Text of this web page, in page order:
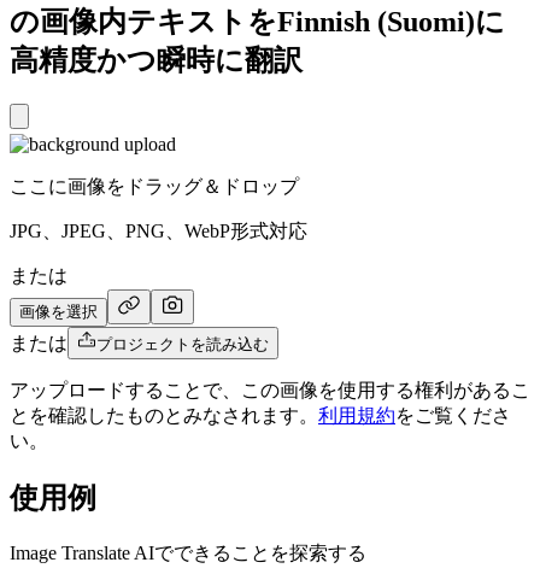
の画像内テキストをFinnish (Suomi)に
高精度かつ瞬時に翻訳
ここに画像をドラッグ＆ドロップ
JPG、JPEG、PNG、WebP形式対応
または
画像を選択
または プロジェクトを読み込む
アップロードすることで、この画像を使用する権利があるこ
とを確認したものとみなされます。 利用規約をご覧くださ
い。
使用例
Image Translate AIでできることを探索する